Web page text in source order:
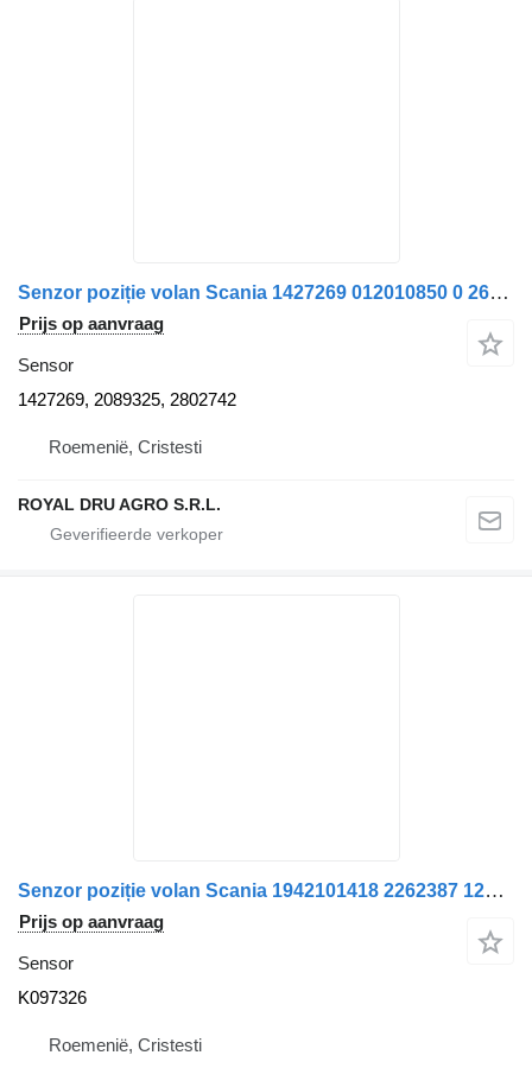
Senzor poziție volan Scania 1427269 012010850 0 265 005 495 Knor sensor voor Bosch Made in Australia 12V vrachtwagen
Prijs op aanvraag
Sensor
1427269, 2089325, 2802742
Roemenië, Cristesti
ROYAL DRU AGRO S.R.L.
Senzor poziție volan Scania 1942101418 2262387 12V K097326 sensor voor Bosch vrachtwagen
Prijs op aanvraag
Sensor
K097326
Roemenië, Cristesti